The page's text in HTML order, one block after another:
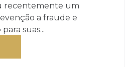
recentemente um
a fraude e
suas...